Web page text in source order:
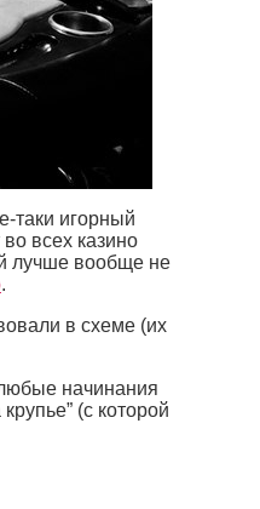
таки игорный
всех казино
лучше вообще не
.
в схеме (их
начинания
(с которой